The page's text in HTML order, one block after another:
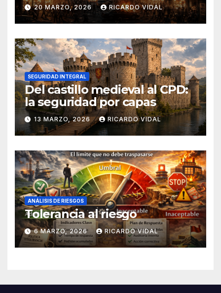
20 MARZO, 2026 RICARDO VIDAL
SEGURIDAD INTEGRAL
Del castillo medieval al CPD:
la seguridad por capas
13 MARZO, 2026 RICARDO VIDAL
ANÁLISIS DE RIESGOS
Tolerancia al riesgo
6 MARZO, 2026 RICARDO VIDAL